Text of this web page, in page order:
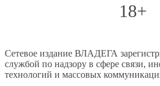
18+
Сетевое издание ВЛАДЕГА
службой по надзору в сфере связи,
технологий и массовых